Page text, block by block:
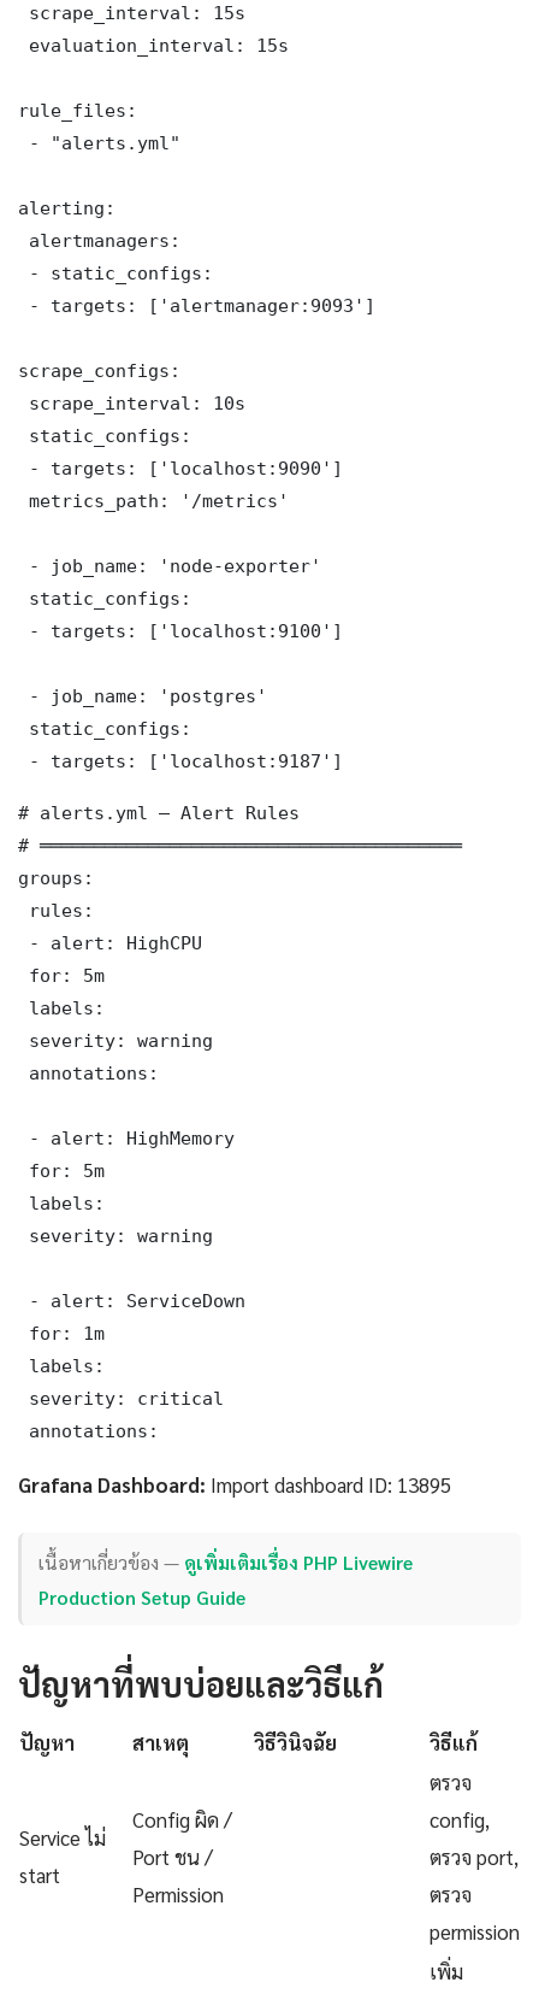
scrape_interval: 15s
evaluation_interval: 15s
rule_files:
- "alerts.yml"
alerting:
alertmanagers:
- static_configs:
- targets: ['alertmanager:9093']
scrape_configs:
scrape_interval: 10s
static_configs:
- targets: ['localhost:9090']
metrics_path: '/metrics'
- job_name: 'node-exporter'
static_configs:
- targets: ['localhost:9100']
- job_name: 'postgres'
static_configs:
- targets: ['localhost:9187']
# alerts.yml — Alert Rules
# ═══════════════════════════════════════
groups:
rules:
- alert: HighCPU
for: 5m
labels:
severity: warning
annotations:
- alert: HighMemory
for: 5m
labels:
severity: warning
- alert: ServiceDown
for: 1m
labels:
severity: critical
annotations:
Grafana Dashboard: Import dashboard ID: 13895
เนื้อหาเกี่ยวข้อง — ดูเพิ่มเติมเรื่อง PHP Livewire
Production Setup Guide
ปัญหาที่พบบ่อยและวิธีแก้
ปัญหา สาเหตุ วิธีวินิจฉัย วิธีแก้
Service ไม่
start
Config ผิด /
Port ชน /
Permission
ตรวจ
config,
ตรวจ port,
ตรวจ
permission
เพิ่ม